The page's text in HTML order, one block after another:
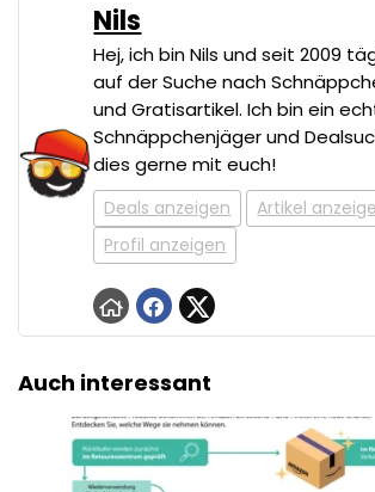
Nils
Hej, ich bin Nils und seit 2009
auf der Suche nach
und Gratisartikel. Ich bin ein
Schnäppchenjäger und
dies gerne mit euch!
Deals anzeigen
Artikel
Profil anzeigen
Auch interessant